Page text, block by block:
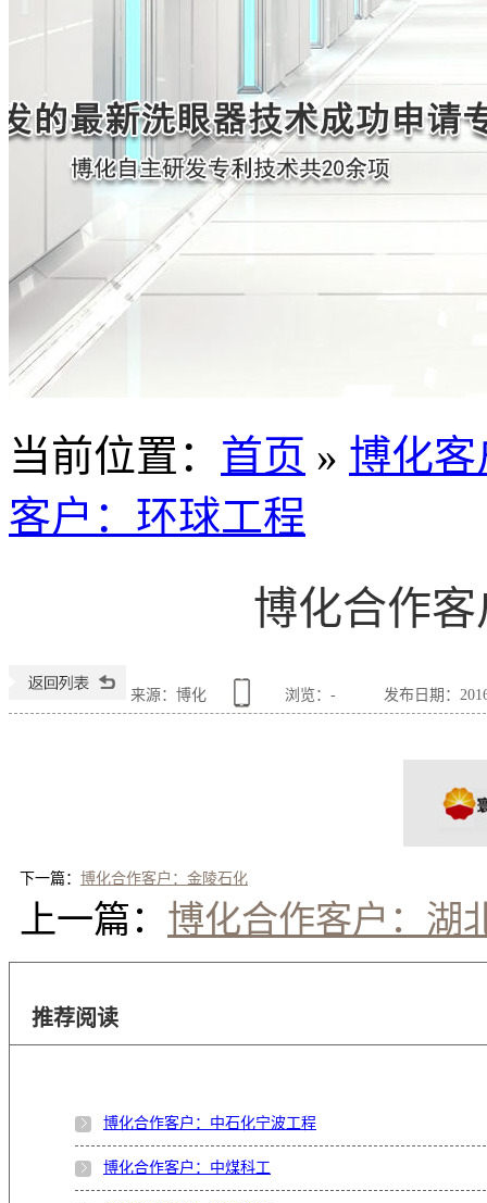
当前位置 ： 首页 » 博化
客户：环球工程
博化合作
来源：博化 浏览： - 发布日期：
下一篇： 博化合作客户：金陵石化
上一篇： 博化合作客户：湖
推荐阅读
博化合作客户：中石化宁波工程
博化合作客户：中煤科工